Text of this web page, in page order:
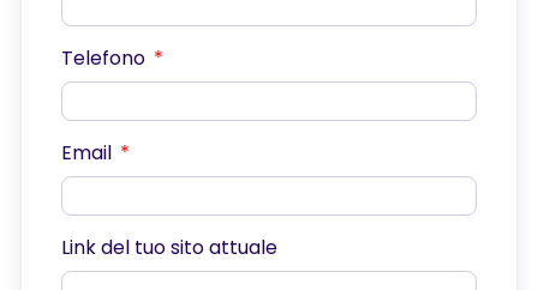
Telefono
Email
Link del tuo sito attuale